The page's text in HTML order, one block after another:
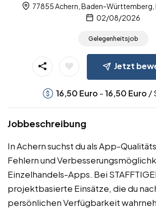
77855 Achern, Baden-Württemberg,
02/08/2026
Gelegenheitsjob
Jetzt
16,50 Euro -16,50 Euro /
Jobbeschreibung
In Achern suchst du als App-
Fehlern und
Einzelhandels-Apps. Bei
projektbasierte Einsätze, die du
persönlichen Verfügbarkeit